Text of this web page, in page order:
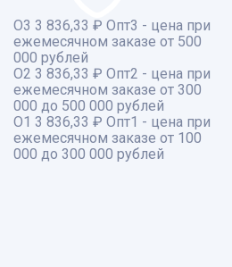
О3 3 836,33 ₽ Опт3 - цена при
ежемесячном заказе от 500
000 рублей
О2 3 836,33 ₽ Опт2 - цена при
ежемесячном заказе от 300
000 до 500 000 рублей
О1 3 836,33 ₽ Опт1 - цена при
ежемесячном заказе от 100
000 до 300 000 рублей